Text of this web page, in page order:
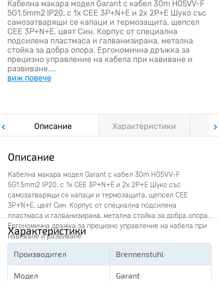
Кабелна макара модел Garant с кабел 30m H05VV-F
5G1.5mm2 IP20, с 1x CEE 3P+N+E и 2x 2P+E Шуко със
самозатварящи се капаци и термозащита, щепсел
CEE 3P+N+E, цвят Син. Корпус от специална
подсилена пластмаса и галванизирана, метална
стойка за добра опора. Ергономична дръжка за
прецизно управление на кабела при навиване и
развиване....
виж повече
Описание Характеристики
Описание
Кабелна макара модел Garant с кабел 30m H05VV-F
5G1.5mm2 IP20, с 1x CEE 3P+N+E и 2x 2P+E Шуко със
самозатварящи се капаци и термозащита, щепсел CEE
3P+N+E, цвят Син. Корпус от специална подсилена
пластмаса и галванизирана, метална стойка за добра опора.
Ергономична дръжка за прецизно управление на кабела при
навиване и развиване.
Характеристики
Производител Brennenstuhl
Модел Garant